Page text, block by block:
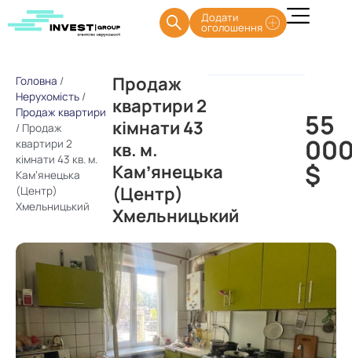
Додати
оголошення
Головна /
Нерухомість /
Продаж квартири
/ Продаж
квартири 2
кімнати 43 кв. м.
Камʼянецька
(Центр)
Хмельницький
Продаж
квартири 2
кімнати 43
кв. м.
Камʼянецька
(Центр)
Хмельницький
55
$